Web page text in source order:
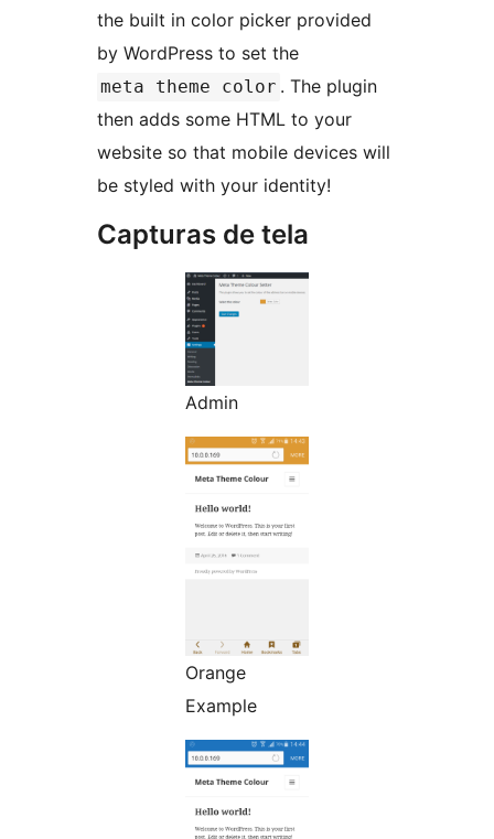
the built in color picker provided
by WordPress to set the
meta theme color . The plugin
then adds some HTML to your
website so that mobile devices will
be styled with your identity!
Capturas de tela
Admin
Orange
Example